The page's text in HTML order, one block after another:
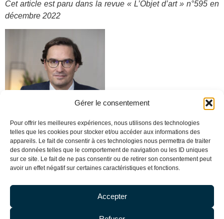
Gérer le consentement
Pour offrir les meilleures expériences, nous utilisons des technologies
telles que les cookies pour stocker et/ou accéder aux informations des
appareils. Le fait de consentir à ces technologies nous permettra de traiter
des données telles que le comportement de navigation ou les ID uniques
sur ce site. Le fait de ne pas consentir ou de retirer son consentement peut
avoir un effet négatif sur certaines caractéristiques et fonctions.
Accepter
Cet article est paru dans la revue « L’Objet d’art » n°595 en
décembre 2022
Olivier DE BAECQUE,
associé
Alice Chauveau, Élève